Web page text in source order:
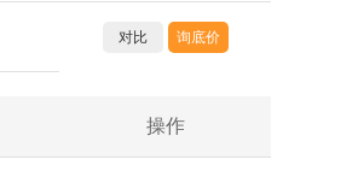
对比 询底价
操作